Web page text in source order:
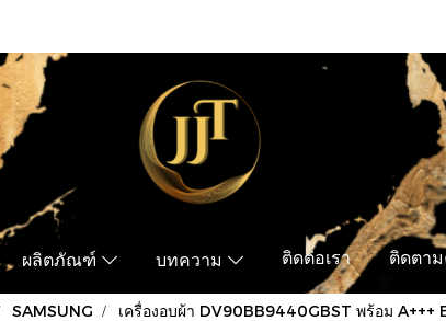
ผลิตภัณฑ์ บทความ ติดต่อเรา ติดตา
SAMSUNG เครื่องอบผ้า DV90BB9440GBST พร้อม